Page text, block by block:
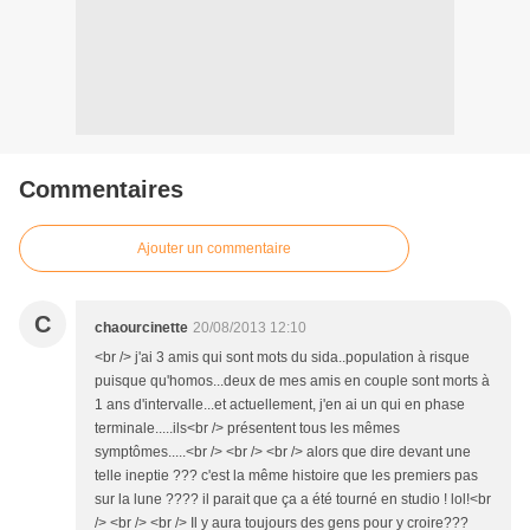
Commentaires
Ajouter un commentaire
C chaourcinette 20/08/2013 12:10
<br /> j'ai 3 amis qui sont mots du sida..population à risque
puisque qu'homos...deux de mes amis en couple sont morts à
1 ans d'intervalle...et actuellement, j'en ai un qui en phase
terminale.....ils<br /> présentent tous les mêmes
symptômes.....<br /> <br /> <br /> alors que dire devant une
telle ineptie ??? c'est la même histoire que les premiers pas
sur la lune ???? il parait que ça a été tourné en studio ! lol!<br
/> <br /> <br /> Il y aura toujours des gens pour y croire???